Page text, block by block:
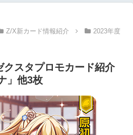
Z/X新カード情報紹介
2023年度
クスタプロモカード紹介
」他3枚